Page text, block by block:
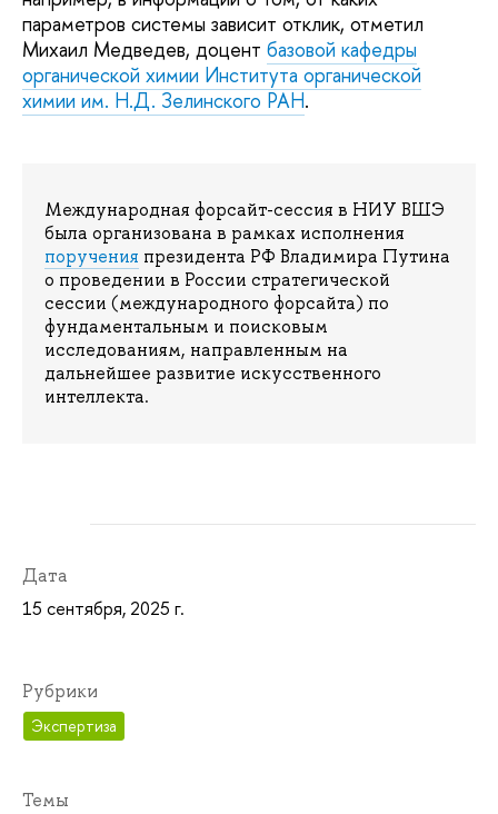
параметров системы зависит отклик, отметил
Михаил Медведев, доцент базовой кафедры
органической химии Института органической
химии им. Н.Д. Зелинского РАН.
Международная форсайт-сессия в НИУ ВШЭ
была организована в рамках исполнения
поручения президента РФ Владимира Путина
о проведении в России стратегической
сессии (международного форсайта) по
фундаментальным и поисковым
исследованиям, направленным на
дальнейшее развитие искусственного
интеллекта.
Дата
15 сентября, 2025 г.
Рубрики
Экспертиза
Темы